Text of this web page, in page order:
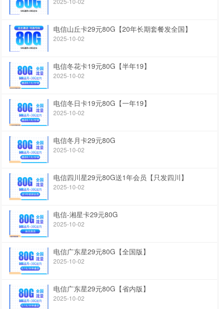
电信山丘卡29元80G【20年长期套餐发全国】
2025-10-02
电信冬花卡19元80G【半年19】
2025-10-02
电信冬日卡19元80G【一年19】
2025-10-02
电信冬月卡29元80G
2025-10-02
电信四川星29元80G送1年会员【只发四川】
2025-10-02
电信-湘星卡29元80G
2025-10-02
电信广东星29元80G【全国版】
2025-10-02
电信广东星29元80G【省内版】
2025-10-02